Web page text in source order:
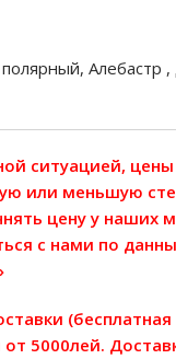
Алебастр
ситуацией,
или меньшую
цену у наших
с нами по
5000лей.